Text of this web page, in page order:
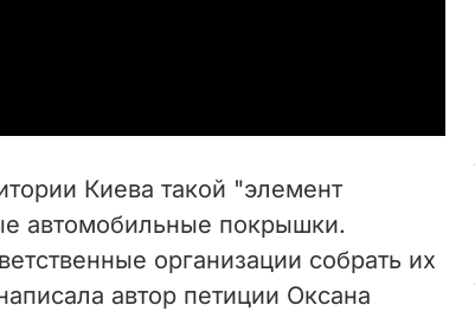
i
d
Киева такой "элемент
автомобильные покрышки.
организации собрать их
автор петиции Оксана